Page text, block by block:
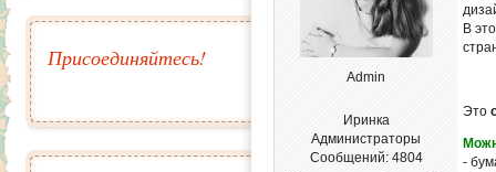
Присоединяйтесь!
Admin
Иринка
Администраторы
Сообщений: 4804
В
Это
-